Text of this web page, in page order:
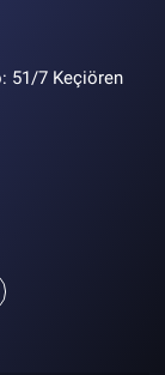
51/7 Keçiören